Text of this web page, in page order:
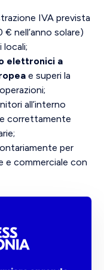
IVA prevista
nell’anno solare)
locali;
elettronici a
e superi la
all’interno
correttamente
per
e commerciale con